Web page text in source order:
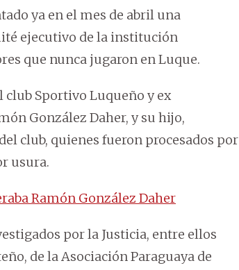
ya en el mes de abril una
ejecutivo de la institución
que nunca jugaron en Luque.
Sportivo Luqueño y ex
González Daher, y su hijo,
club, quienes fueron procesados por
usura.
Ramón González Daher
por la Justicia, entre ellos
de la Asociación Paraguaya de